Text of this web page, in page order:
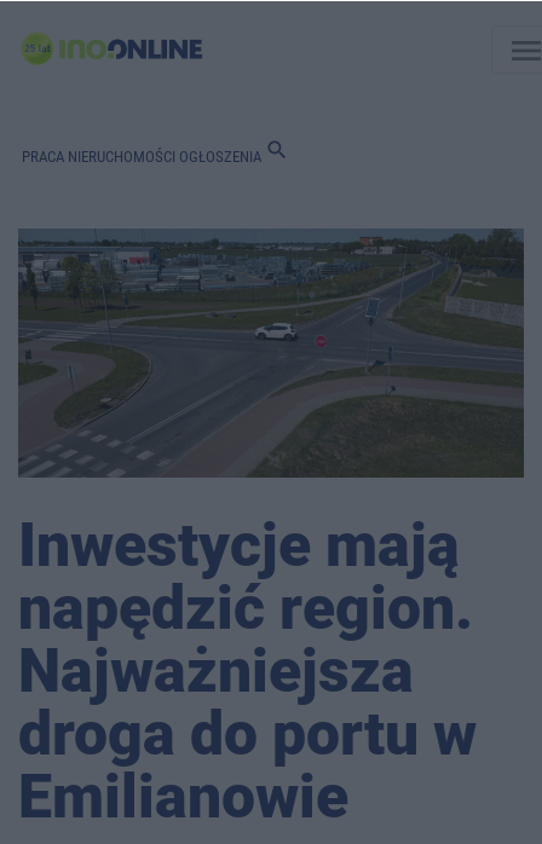
PRACA NIERUCHOMOŚCI OGŁOSZENIA search
Inwestycje mają
napędzić region.
Najważniejsza
droga do portu w
Emilianowie